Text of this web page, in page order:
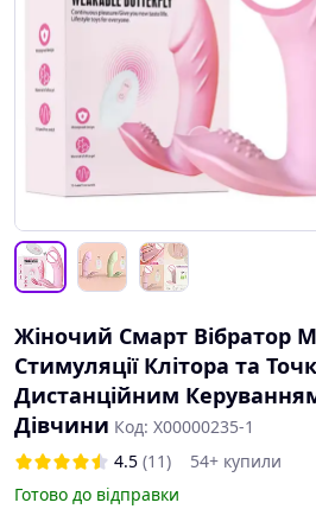
Жіночий Смарт Вібратор
Стимуляції Клітора та
Дистанційним
Дівчини Код: X00000235-1
4.5 (11)
54+ купили
Готово до відправки